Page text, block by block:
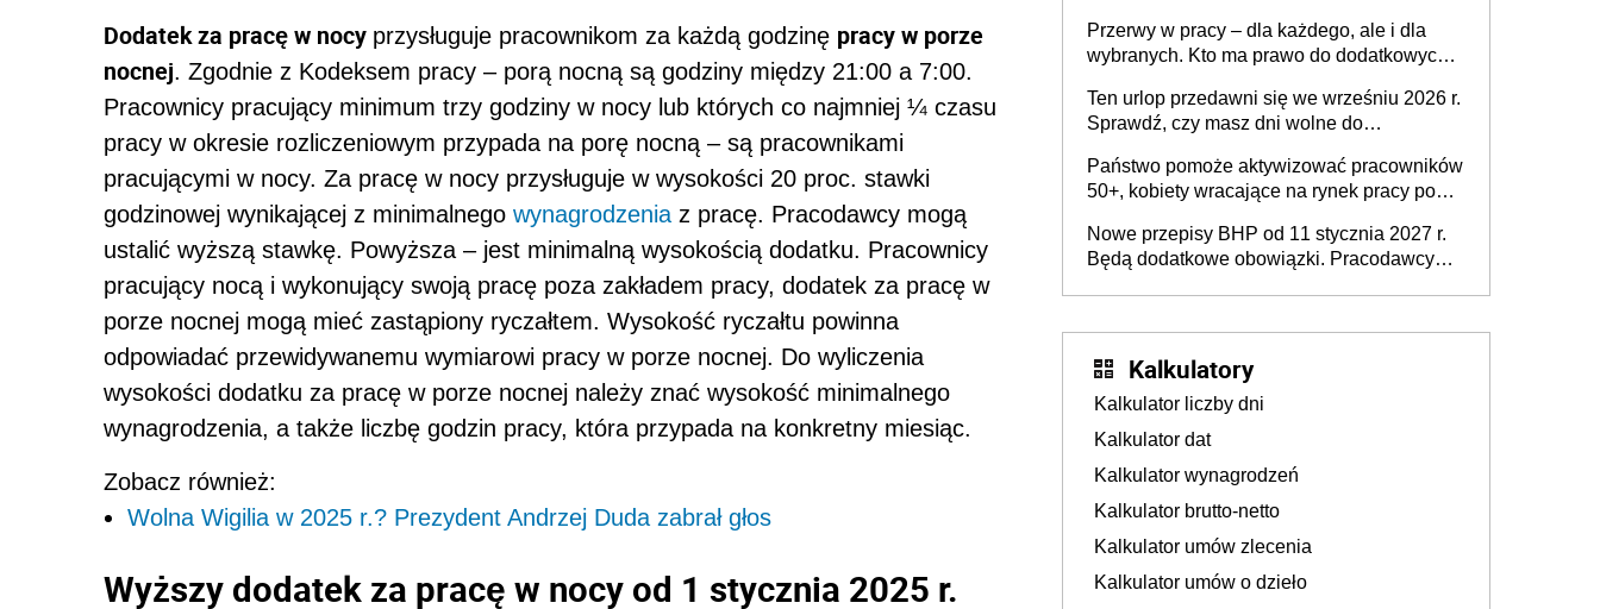
Dodatek za pracę w nocy przysługuje pracownikom za każdą godzinę pracy w porze
nocnej. Zgodnie z Kodeksem pracy – porą nocną są godziny między 21:00 a 7:00.
Pracownicy pracujący minimum trzy godziny w nocy lub których co najmniej ¼ czasu
pracy w okresie rozliczeniowym przypada na porę nocną – są pracownikami
pracującymi w nocy. Za pracę w nocy przysługuje w wysokości 20 proc. stawki
godzinowej wynikającej z minimalnego wynagrodzenia z pracę. Pracodawcy mogą
ustalić wyższą stawkę. Powyższa – jest minimalną wysokością dodatku. Pracownicy
pracujący nocą i wykonujący swoją pracę poza zakładem pracy, dodatek za pracę w
porze nocnej mogą mieć zastąpiony ryczałtem. Wysokość ryczałtu powinna
odpowiadać przewidywanemu wymiarowi pracy w porze nocnej. Do wyliczenia
wysokości dodatku za pracę w porze nocnej należy znać wysokość minimalnego
wynagrodzenia, a także liczbę godzin pracy, która przypada na konkretny miesiąc.
Zobacz również:
Wolna Wigilia w 2025 r.? Prezydent Andrzej Duda zabrał głos
Wyższy dodatek za pracę w nocy od 1 stycznia 2025 r.
dofinansowań czy refundacji, ale bariery po
stronie systemu i świadomości
pracodawców [WYWIAD]
Przerwy w pracy – dla każdego, ale i dla
wybranych. Kto ma prawo do dodatkowych
Ten urlop przedawni się we wrześniu 2026 r.
Sprawdź, czy masz dni wolne do
Państwo pomoże aktywizować pracowników
50+, kobiety wracające na rynek pracy po
osoby neuroatypowe. Powstanie Fundusz
na rzecz Inkluzywności w Zatrudnianiu?
Nowe przepisy BHP od 11 stycznia 2027 r.
Będą dodatkowe obowiązki. Pracodawcy
Kalkulatory
Kalkulator liczby dni
Kalkulator dat
Kalkulator wynagrodzeń
Kalkulator brutto-netto
Kalkulator umów zlecenia
Kalkulator umów o dzieło